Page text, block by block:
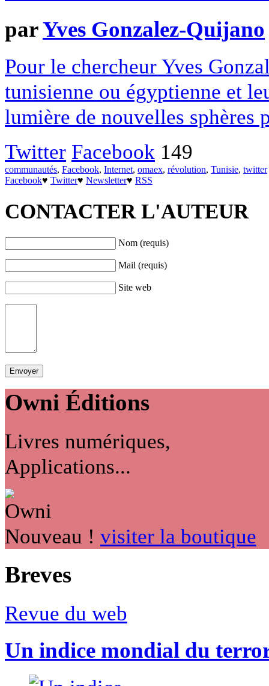
parYves Gonzalez-Quijano
Pour le chercheur Yves
tunisienne ou égyptienne et
lumière de nouvelles sphères
Twitter Facebook 149
communautés, Facebook, Internet, omaex, révolution, Tunisie, twitter
Facebook♥ Twitter♥ Newsletter♥ RSS
CONTACTER L'AUTEUR
Nom (requis)
Mail (requis)
Site web
Owni Éditions
Livres numériques,
Applications...
Nouveau ! visiter la boutique
Breves
Revue du web
Un indice mondial du